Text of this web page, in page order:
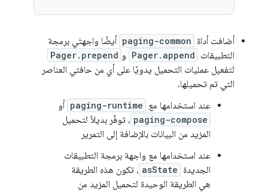
أضافت أداة paging-common أيضًا واجهتَي برمجة
التطبيقات Pager.append و Pager.prepend
لتفعيل عمليات التحميل يدويًا على أي من حافتي العناصر
التي تم تحميلها.
عند استخدامها مع paging-runtime أو
paging-compose ، توفّر بديلاً لتحميل
المزيد من البيانات بالإضافة إلى التمرير
عند استخدامها مع واجهة برمجة التطبيقات
الجديدة asState ، تكون هذه الطريقة
هي الطريقة الوحيدة لتحميل المزيد من